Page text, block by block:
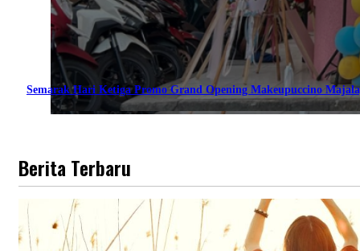
Semarak Hari Ketiga Promo Grand Opening Makeupuccino
Berita Terbaru